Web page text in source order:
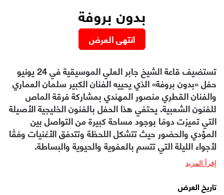
بدون بروفة
انتهى العرض
تستضيف قاعة الشيخ جابر العلي الموسيقية في 24 يونيو
حفل «بدون بروفة» الذي يحييه الفنان الكبير سلمان العماري
والفنان القطري منصور المهندي بمشاركة فرقة الماص
للفنون الشعبية. يحتفي هذا الحفل بالفنون الخليجية الأصيلة
التي تميزت دومًا بوجود مساحة كبيرة من التواصل بين
المؤدي والحضور حيث تتشكل اللحظة وتتدفق الأغنيات وفقًا
لأجواء الليلة التي تتسم بالعفوية والحيوية والبساطة.
إقرأ المزيد
تاريخ العرض